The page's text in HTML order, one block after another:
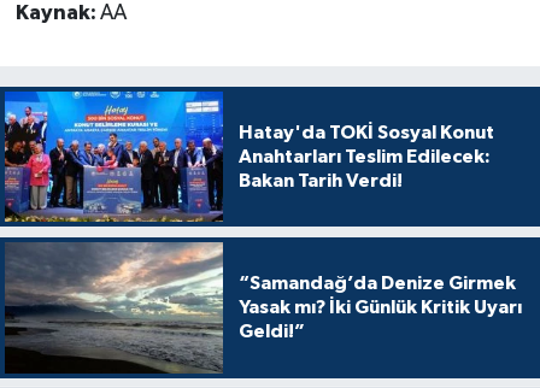
Kaynak: AA
Hatay'da TOKİ Sosyal Konut
Anahtarları Teslim Edilecek:
Bakan Tarih Verdi!
“Samandağ’da Denize Girmek
Yasak mı? İki Günlük Kritik Uyarı
Geldi!”